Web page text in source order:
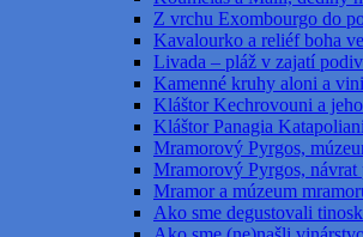
Z vrchu Exombourgo do
Kavalourko a reliéf boha
Livada – pláž v zajatí
Kamenné kruhy aloni a
Kláštor Kechrovouni a
Kláštor Panagia
Mramorový Pyrgos,
Mramorový Pyrgos, návrat
Mramor a múzeum
Ako sme degustovali